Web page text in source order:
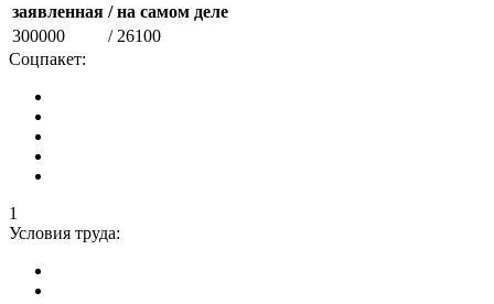
заявленная / на самом деле
300000
/ 26100
Соцпакет:
1
Условия труда: